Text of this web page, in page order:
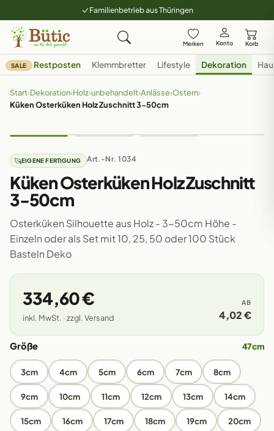
Familienbetrieb aus Thüringen
Merken Konto Korb
SALE Restposten Klemmbretter Lifestyle Dekoration
Start›Dekoration›Holz›unbehandelt›Anlässe›Ostern›
Küken Osterküken Holz Zuschnitt 3-50cm
EIGENE FERTIGUNG Art.-Nr. 1034
Küken Osterküken Holz Zuschnitt
3-50cm
Osterküken Silhouette aus Holz - 3-50cm Höhe -
Einzeln oder als Set mit 10, 25, 50 oder 100 Stück
Basteln Deko
334,60 €
inkl. MwSt. · zzgl. Versand
AB
4,02 €
Größe 47cm
3cm 4cm 5cm 6cm 7cm 8cm
9cm 10cm 11cm 12cm 13cm 14cm
15cm 16cm 17cm 18cm 19cm 20cm